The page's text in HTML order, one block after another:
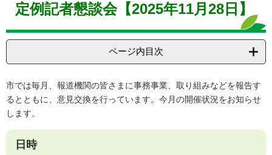
定例記者懇談会【2025年11月28日】
ページ内目次
市では毎月、報道機関の皆さまに事務事業、取り組みなどを報告す
るとともに、意見交換を行っています。今月の開催状況をお知らせ
します。
日時